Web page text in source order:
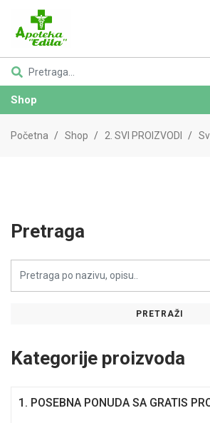
Shop
Početna Shop 2. SVI PROIZVODI
Pretraga
PRETRAŽI
Kategorije proizvoda
1. POSEBNA PONUDA SA GRATIS